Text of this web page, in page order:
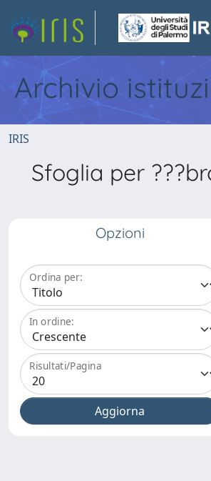
Archivio
IRIS
Sfoglia per
Opzioni
Ordina per:
In ordine:
Risultati/Pagina